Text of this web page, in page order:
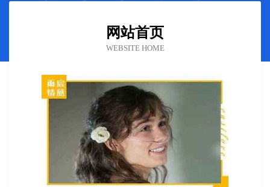
网站首页
WEBSITE HOME